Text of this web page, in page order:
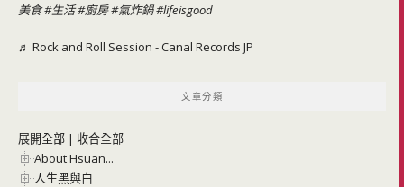
美食#生活#廚房#氣炸鍋#lifeisgood
♬ Rock and Roll Session - Canal Records JP
文章分類
展開全部 | 收合全部
About Hsuan...
人生黑與白